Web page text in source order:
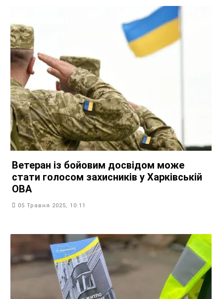
Ветеран із бойовим досвідом може
стати голосом захисників у Харківській
ОВА
05 Травня 2025, 10:11